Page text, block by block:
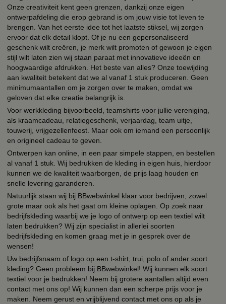
Onze creativiteit kent geen grenzen, dankzij onze eigen
ontwerpafdeling die erop gebrand is om jouw visie tot leven te
brengen. Van het eerste idee tot het laatste stiksel, wij zorgen
ervoor dat elk detail klopt. Of je nu een gepersonaliseerd
geschenk wilt creëren, je merk wilt promoten of gewoon je eigen
stijl wilt laten zien wij staan paraat met innovatieve ideeën en
hoogwaardige afdrukken. Het beste van alles? Onze toewijding
aan kwaliteit betekent dat we al vanaf 1 stuk produceren. Geen
minimumaantallen om je zorgen over te maken, omdat we
geloven dat elke creatie belangrijk is.
Voor werkkleding bijvoorbeeld, teamshirts voor jullie vereniging,
als kraamcadeau, relatiegeschenk, verjaardag, team uitje,
touwerij, vrijgezellenfeest. Maar ook om iemand een persoonlijk
en origineel cadeau te geven.
Ontwerpen kan online, in een paar simpele stappen, en bestellen
al vanaf 1 stuk. Wij bedrukken de kleding in eigen huis, hierdoor
kunnen we de kwaliteit waarborgen, de prijs laag houden en
snelle levering garanderen.
Natuurlijk staan wij bij BBwebwinkel klaar voor bedrijven, zowel
grote maar ook als het gaat om kleine oplagen. Op zoek naar
bedrijfskleding waarbij we je logo of ontwerp op een textiel wilt
laten bedrukken? Wij zijn specialist in allerlei soorten
bedrijfskleding en komen graag met je in gesprek over de
wensen!
Uw bedrijfsnaam of logo op een t-shirt, trui, polo of ander soort
kleding? Geen probleem bij BBwebwinkel! Wij kunnen elk soort
textiel voor je bedrukken! Neem bij grotere aantallen altijd even
contact met ons op! Wij kunnen dan een scherpe prijs voor je
maken. Neem gerust en vrijblijvend contact met ons op als je